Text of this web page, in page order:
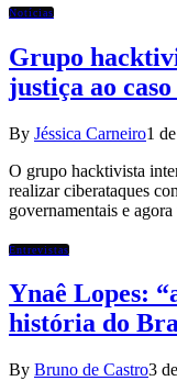
Notícias
Grupo
justiça ao
By Jéssica Carneiro1
O grupo hacktivista
realizar ciberataques
governamentais e
Entrevistas
Ynaê Lopes:
história do
By Bruno de Castro3